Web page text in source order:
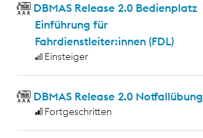
DBMAS Release 2.0 Bedienplatz
Einführung für
Fahrdienstleiter:innen (FDL)
Einsteiger
DBMAS Release 2.0 Notfallübung
Fortgeschritten